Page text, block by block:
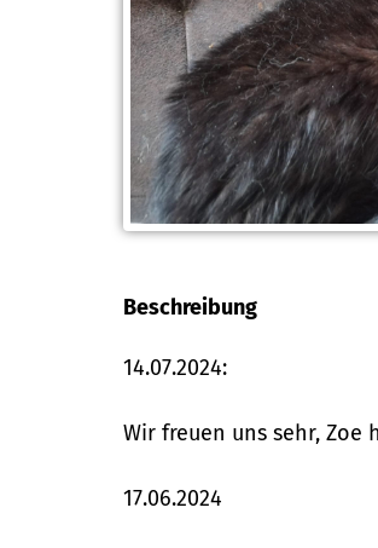
Beschreibung
14.07.2024:
Wir freuen uns sehr, Zoe
17.06.2024